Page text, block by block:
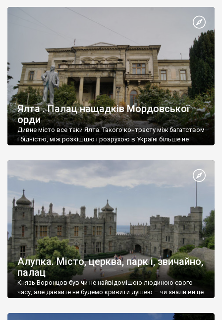
Ялта . Палац нащадків Мордовської
орди
Дивне місто все таки Ялта. Такого контрасту між багатством
і бідністю, між розкішшю і розрухою в Україні більше не
Алупка. Місто, церква, парк і, звичайно,
палац
Князь Воронцов був чи не найвідомішою людиною свого
часу, але давайте не будемо кривити душею – чи знали ви це